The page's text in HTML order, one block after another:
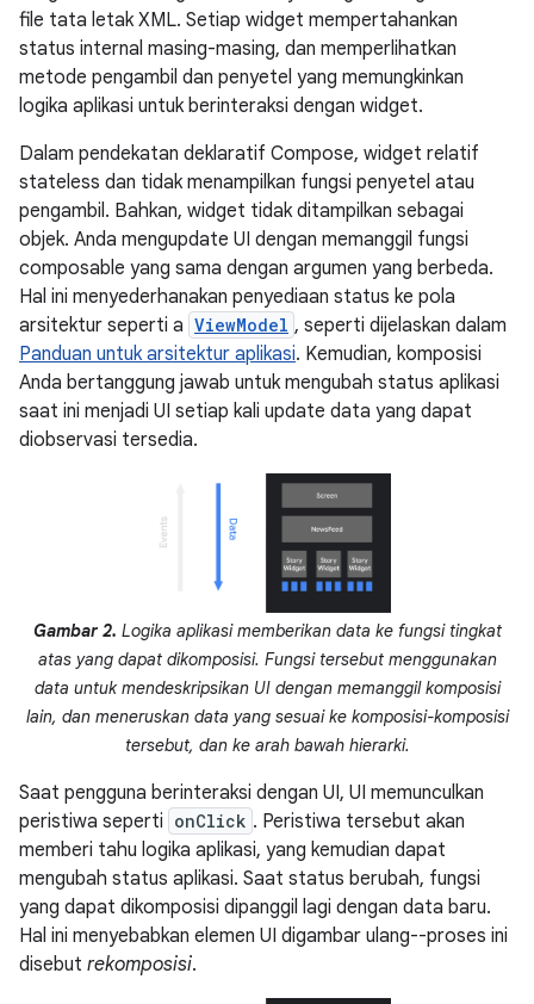
file tata letak XML. Setiap widget mempertahankan
status internal masing-masing, dan memperlihatkan
metode pengambil dan penyetel yang memungkinkan
logika aplikasi untuk berinteraksi dengan widget.
Dalam pendekatan deklaratif Compose, widget relatif
stateless dan tidak menampilkan fungsi penyetel atau
pengambil. Bahkan, widget tidak ditampilkan sebagai
objek. Anda mengupdate UI dengan memanggil fungsi
composable yang sama dengan argumen yang berbeda.
Hal ini menyederhanakan penyediaan status ke pola
arsitektur seperti a ViewModel , seperti dijelaskan dalam
Panduan untuk arsitektur aplikasi. Kemudian, komposisi
Anda bertanggung jawab untuk mengubah status aplikasi
saat ini menjadi UI setiap kali update data yang dapat
diobservasi tersedia.
Gambar 2. Logika aplikasi memberikan data ke fungsi tingkat
atas yang dapat dikomposisi. Fungsi tersebut menggunakan
data untuk mendeskripsikan UI dengan memanggil komposisi
lain, dan meneruskan data yang sesuai ke komposisi-komposisi
tersebut, dan ke arah bawah hierarki.
Saat pengguna berinteraksi dengan UI, UI memunculkan
peristiwa seperti onClick . Peristiwa tersebut akan
memberi tahu logika aplikasi, yang kemudian dapat
mengubah status aplikasi. Saat status berubah, fungsi
yang dapat dikomposisi dipanggil lagi dengan data baru.
Hal ini menyebabkan elemen UI digambar ulang--proses ini
disebut rekomposisi.